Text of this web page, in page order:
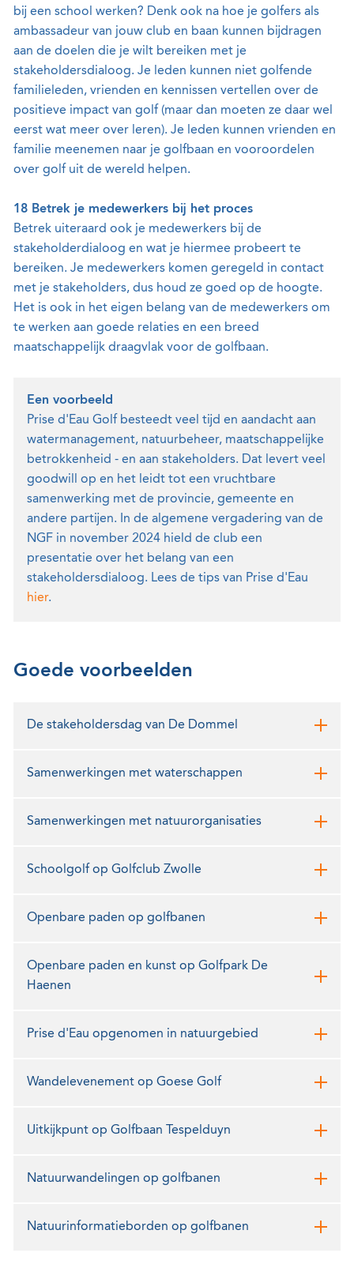
bij een school werken? Denk ook na hoe je golfers als
ambassadeur van jouw club en baan kunnen bijdragen
aan de doelen die je wilt bereiken met je
stakeholdersdialoog. Je leden kunnen niet golfende
familieleden, vrienden en kennissen vertellen over de
positieve impact van golf (maar dan moeten ze daar wel
eerst wat meer over leren). Je leden kunnen vrienden en
familie meenemen naar je golfbaan en vooroordelen
over golf uit de wereld helpen.
18 Betrek je medewerkers bij het proces
Betrek uiteraard ook je medewerkers bij de
stakeholderdialoog en wat je hiermee probeert te
bereiken. Je medewerkers komen geregeld in contact
met je stakeholders, dus houd ze goed op de hoogte.
Het is ook in het eigen belang van de medewerkers om
te werken aan goede relaties en een breed
maatschappelijk draagvlak voor de golfbaan.
Een voorbeeld
Prise d'Eau Golf besteedt veel tijd en aandacht aan
watermanagement, natuurbeheer, maatschappelijke
betrokkenheid - en aan stakeholders. Dat levert veel
goodwill op en het leidt tot een vruchtbare
samenwerking met de provincie, gemeente en
andere partijen. In de algemene vergadering van de
NGF in november 2024 hield de club een
presentatie over het belang van een
stakeholdersdialoog. Lees de tips van Prise d'Eau
hier.
Goede voorbeelden
De stakeholdersdag van De Dommel
Samenwerkingen met waterschappen
Samenwerkingen met natuurorganisaties
Schoolgolf op Golfclub Zwolle
Openbare paden op golfbanen
Openbare paden en kunst op Golfpark De
Haenen
Prise d'Eau opgenomen in natuurgebied
Wandelevenement op Goese Golf
Uitkijkpunt op Golfbaan Tespelduyn
Natuurwandelingen op golfbanen
Natuurinformatieborden op golfbanen